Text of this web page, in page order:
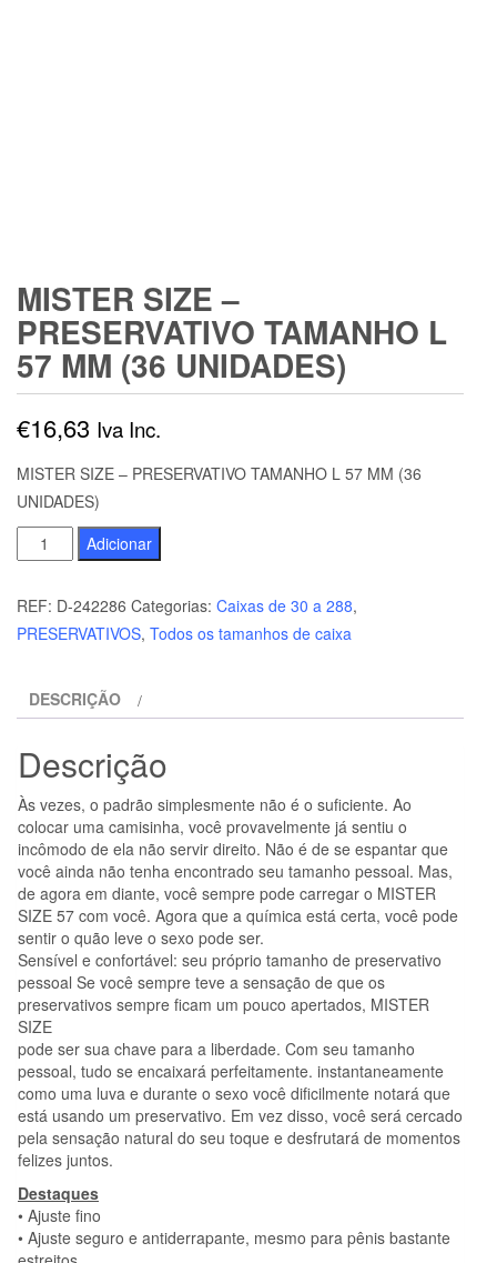
MISTER SIZE –
PRESERVATIVO TAMANHO L
57 MM (36 UNIDADES)
€16,63 Iva Inc.
MISTER SIZE – PRESERVATIVO TAMANHO L 57 MM (36
UNIDADES)
Quantidade
de
MISTER
SIZE
TAMANHO
57
(36
UNIDADES)
Adicionar
REF: D-242286 Categorias: Caixas de 30 a 288,
PRESERVATIVOS, Todos os tamanhos de caixa
DESCRIÇÃO
Descrição
Às vezes, o padrão simplesmente não é o suficiente. Ao
colocar uma camisinha, você provavelmente já sentiu o
incômodo de ela não servir direito. Não é de se espantar que
você ainda não tenha encontrado seu tamanho pessoal. Mas,
de agora em diante, você sempre pode carregar o MISTER
SIZE 57 com você. Agora que a química está certa, você pode
sentir o quão leve o sexo pode ser.
Sensível e confortável: seu próprio tamanho de preservativo
pessoal Se você sempre teve a sensação de que os
preservativos sempre ficam um pouco apertados, MISTER
SIZE
pode ser sua chave para a liberdade. Com seu tamanho
pessoal, tudo se encaixará perfeitamente. instantaneamente
como uma luva e durante o sexo você dificilmente notará que
está usando um preservativo. Em vez disso, você será cercado
pela sensação natural do seu toque e desfrutará de momentos
felizes juntos.
Destaques
• Ajuste fino
• Ajuste seguro e antiderrapante, mesmo para pênis bastante